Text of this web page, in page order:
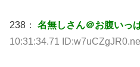
238： 名無しさん＠お腹いっ
10:31:34.71